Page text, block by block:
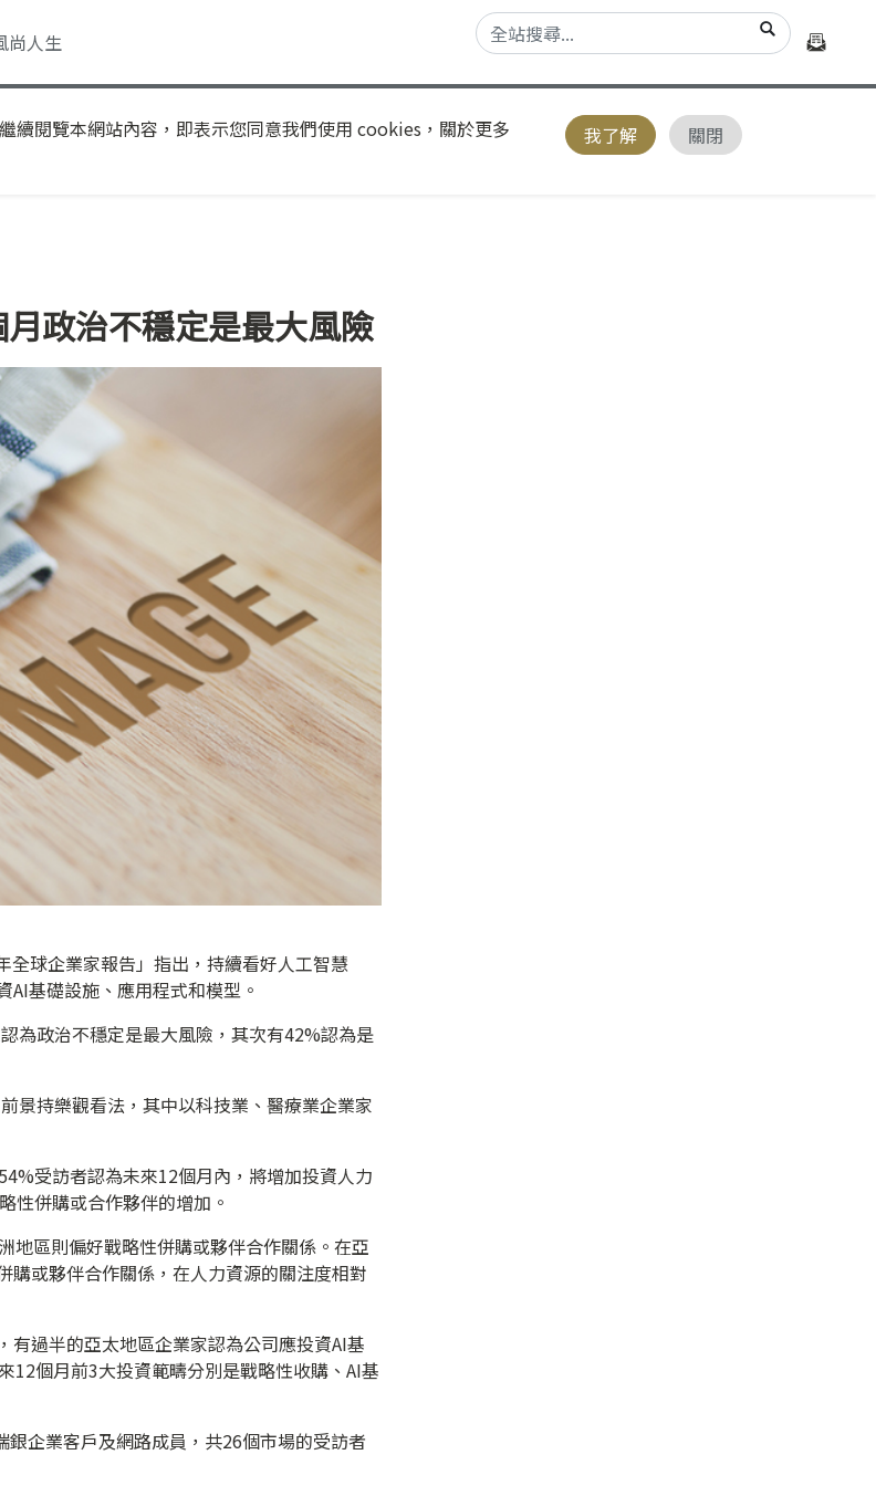
尚人生
續閱覽本網站內容，即表示您同意我們使用 cookies，關於更多
我了解 關閉
政治不穩定是最大風險
全球企業家報告」指出，持續看好人工智慧
AI基礎設施、應用程式和模型。
為政治不穩定是最大風險，其次有42%認為是
景持樂觀看法，其中以科技業、醫療業企業家
受訪者認為未來12個月內，將增加投資人力
性併購或合作夥伴的增加。
地區則偏好戰略性併購或夥伴合作關係。在亞
購或夥伴合作關係，在人力資源的關注度相對
有過半的亞太地區企業家認為公司應投資AI基
12個月前3大投資範疇分別是戰略性收購、AI基
企業客戶及網路成員，共26個市場的受訪者